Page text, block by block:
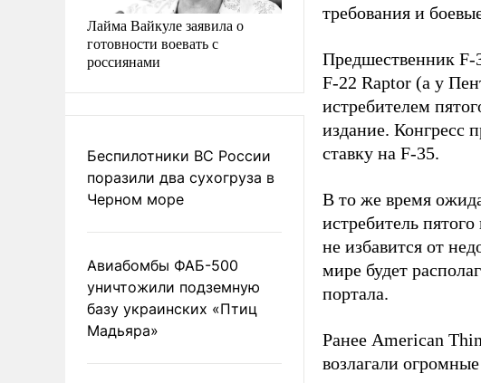
Лайма Вайкуле заявила о
готовности воевать с
россиянами
Беспилотники ВС России
поразили два сухогруза в
Черном море
Авиабомбы ФАБ-500
уничтожили подземную
базу украинских «Птиц
Мадьяра»
требования и
Предшественник F-
F-22 Raptor (а у
истребителем
издание. Конгресс
ставку на F-35.
В то же время
истребитель
не избавится от
мире будет
портала.
Ранее American
возлагали